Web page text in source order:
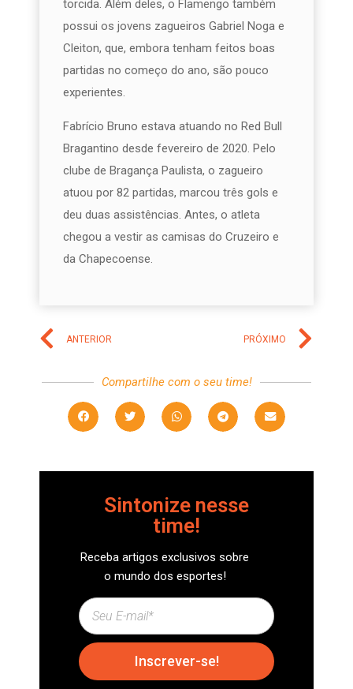
torcida. Além deles, o Flamengo também
possui os jovens zagueiros Gabriel Noga e
Cleiton, que, embora tenham feitos boas
partidas no começo do ano, são pouco
experientes.
Fabrício Bruno estava atuando no Red Bull
Bragantino desde fevereiro de 2020. Pelo
clube de Bragança Paulista, o zagueiro
atuou por 82 partidas, marcou três gols e
deu duas assistências. Antes, o atleta
chegou a vestir as camisas do Cruzeiro e
da Chapecoense.
ANTERIOR PRÓXIMO
Compartilhe com o seu time!
Sintonize nesse
time!
Receba artigos exclusivos sobre
o mundo dos esportes!
Inscrever-se!